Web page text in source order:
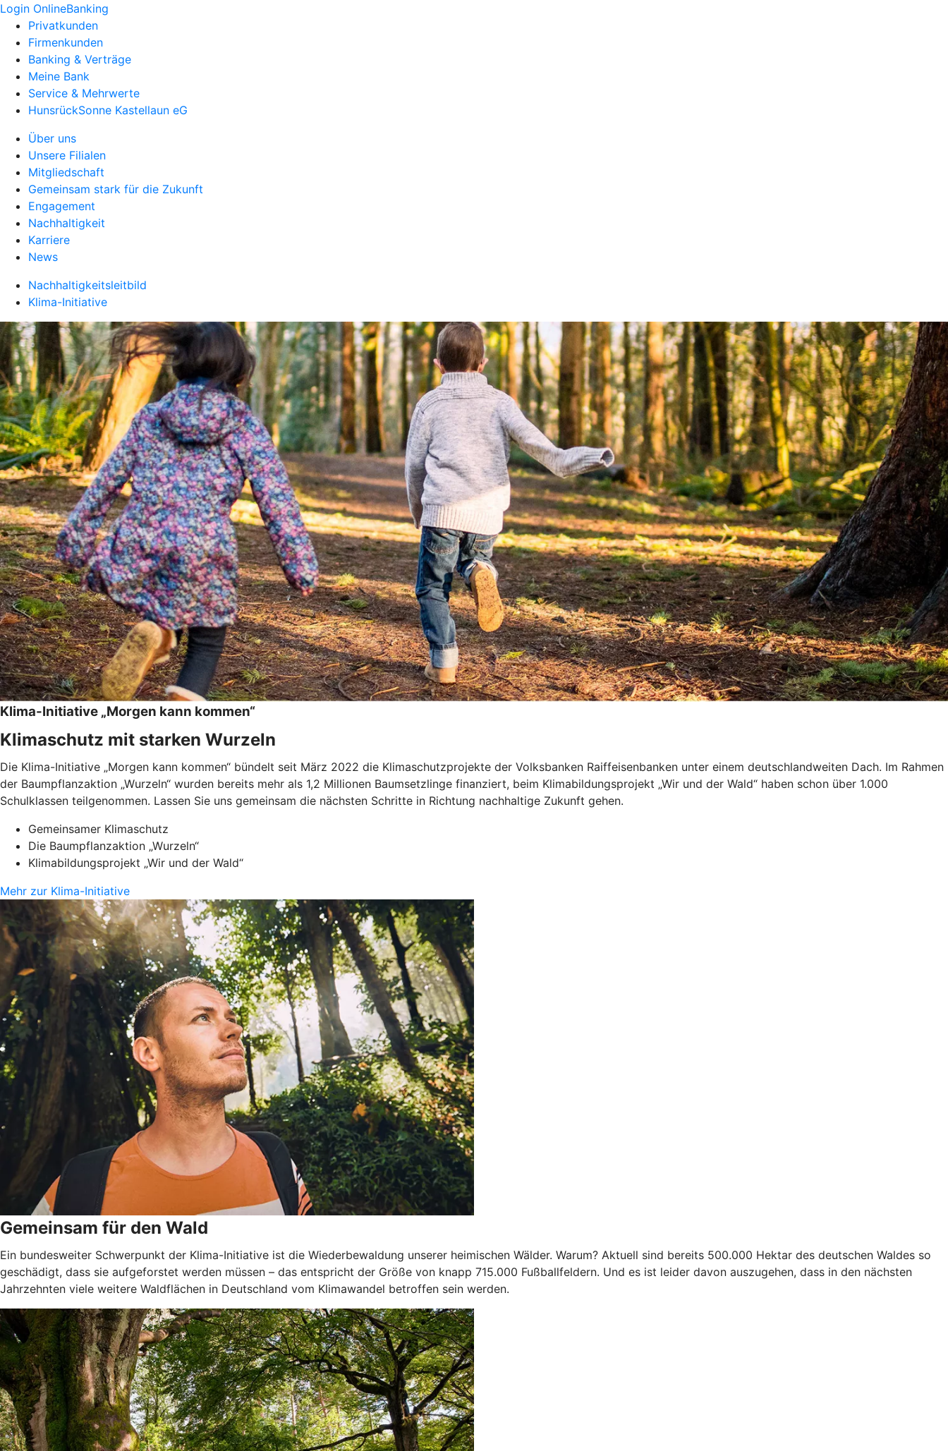
Login OnlineBanking
Privatkunden
Firmenkunden
Banking & Verträge
Meine Bank
Service & Mehrwerte
HunsrückSonne Kastellaun eG
Über uns
Unsere Filialen
Mitgliedschaft
Gemeinsam stark für die Zukunft
Engagement
Nachhaltigkeit
Karriere
News
Nachhaltigkeitsleitbild
Klima-Initiative
Klima-Initiative „Morgen kann kommen“
Klimaschutz mit starken Wurzeln
Die Klima-Initiative „Morgen kann kommen“ bündelt seit März 2022 die Klimaschutzprojekte der Volksbanken Raiffeisenbanken unter einem deutschlandweiten Dach. Im Rahmen
der Baumpflanzaktion „Wurzeln“ wurden bereits mehr als 1,2 Millionen Baumsetzlinge finanziert, beim Klimabildungsprojekt „Wir und der Wald“ haben schon über 1.000
Schulklassen teilgenommen. Lassen Sie uns gemeinsam die nächsten Schritte in Richtung nachhaltige Zukunft gehen.
Gemeinsamer Klimaschutz
Die Baumpflanzaktion „Wurzeln“
Klimabildungsprojekt „Wir und der Wald“
Mehr zur Klima-Initiative
Gemeinsam für den Wald
Ein bundesweiter Schwerpunkt der Klima-Initiative ist die Wiederbewaldung unserer heimischen Wälder. Warum? Aktuell sind bereits 500.000 Hektar des deutschen Waldes so
geschädigt, dass sie aufgeforstet werden müssen – das entspricht der Größe von knapp 715.000 Fußballfeldern. Und es ist leider davon auszugehen, dass in den nächsten
Jahrzehnten viele weitere Waldflächen in Deutschland vom Klimawandel betroffen sein werden.